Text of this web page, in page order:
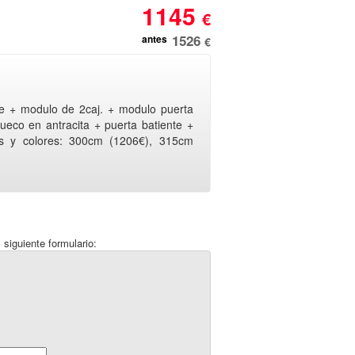
1145 €
antes 1526 €
+ modulo de 2caj. + modulo puerta
en antracita + puerta batiente +
y colores: 300cm (1206€), 315cm
formulario: